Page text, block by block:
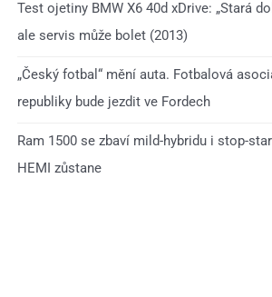
Test ojetiny BMW X6 40d xDrive: „Stará
ale servis může bolet (2013)
„Český fotbal“ mění auta. Fotbalová
republiky bude jezdit ve Fordech
Ram 1500 se zbaví mild-hybridu i stop-
HEMI zůstane